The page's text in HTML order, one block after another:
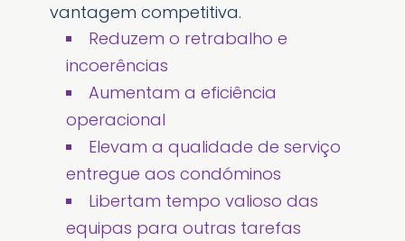
vantagem competitiva.
Reduzem o retrabalho e
incoerências
Aumentam a eficiência
operacional
Elevam a qualidade de serviço
entregue aos condóminos
Libertam tempo valioso das
equipas para outras tarefas